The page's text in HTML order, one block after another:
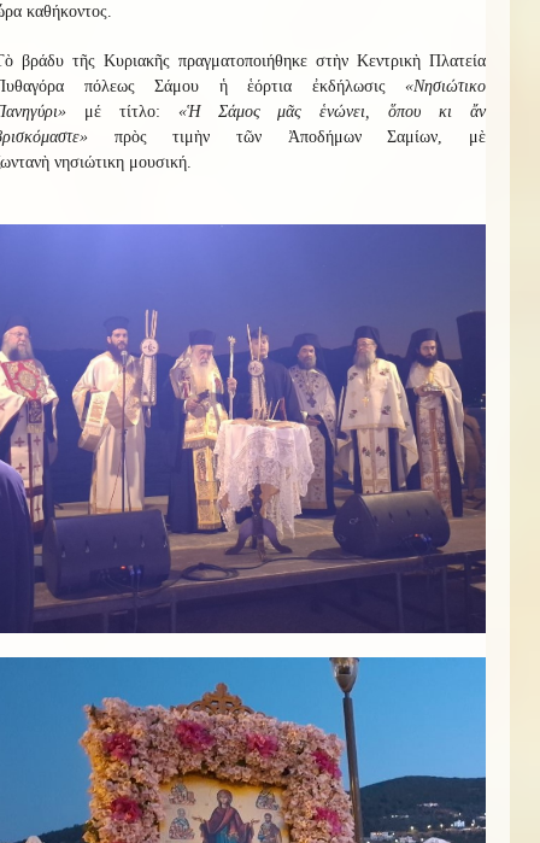
καθήκοντος
βράδυ τῆς Κυριακῆς πραγματοποιήθηκε στὴν Κεντρικὴ Πλατεία
πόλεως Σάμου ἡ ἑόρτια ἐκδήλωσις «Νησιώτικο
μέ τίτλο: «Ἡ
Σάμος μᾶς ἑνώνει, ὅπου κι ἄν
»
πρὸς τιμὴν τῶν Ἀποδήμων Σαμίων, μὲ
νησιώτικη μουσική.